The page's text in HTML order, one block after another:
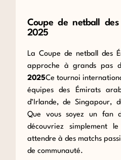
Coupe de netball
2025
La Coupe de netball des
approche à grands pas
2025Ce tournoi
équipes des Émirats
d’Irlande, de Singapour,
Que vous soyez un fan
découvriez simplement
attendre à des matchs
de communauté.